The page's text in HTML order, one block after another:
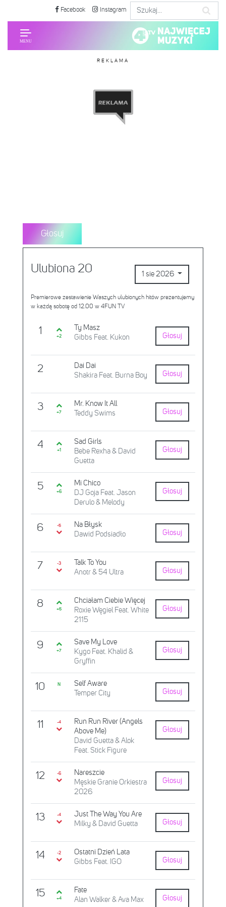
Facebook Instagram
REKLAMA
Głosuj
Ulubiona 20 1 sie 2026
Premierowe zestawienie Waszych ulubionych hitów prezentujemy
w każdą sobotę od 12.00 w 4FUN TV
1 +2
Ty Masz
Gibbs Feat. Kukon
Głosuj
2
Dai Dai
Shakira Feat. Burna Boy
Głosuj
3 +7
Mr. Know It All
Teddy Swims
Głosuj
4 +1
Sad Girls
Bebe Rexha & David
Guetta
Głosuj
5 +6
Mi Chico
DJ Goja Feat. Jason
Derulo & Melody
Głosuj
6 -5
Na Błysk
Dawid Podsiadło
Głosuj
7 -3
Talk To You
Anotr & 54 Ultra
Głosuj
8 +5
Chciałam Ciebie Więcej
Roxie Węgiel Feat. White
2115
Głosuj
9 +7
Save My Love
Kygo Feat. Khalid &
Gryffin
Głosuj
10 N
Self Aware
Temper City
Głosuj
11 -4
Run Run River (Angels
Above Me)
David Guetta & Alok
Feat. Stick Figure
Głosuj
12 -6
Nareszcie
Męskie Granie Orkiestra
2026
Głosuj
13 -4
Just The Way You Are
Milky & David Guetta
Głosuj
14 -2
Ostatni Dzień Lata
Gibbs Feat. IGO
Głosuj
15 +4
Fate
Alan Walker & Ava Max
Głosuj